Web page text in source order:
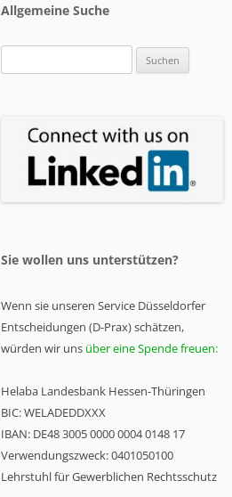
Allgemeine Suche
nach:
Sie wollen uns unterstützen?
Wenn sie unseren Service Düsseldorfer
Entscheidungen (D-Prax) schätzen,
würden wir uns über eine Spende freuen:
Helaba Landesbank Hessen-Thüringen
BIC: WELADEDDXXX
IBAN: DE48 3005 0000 0004 0148 17
Verwendungszweck: 0401050100
Lehrstuhl für Gewerblichen Rechtsschutz